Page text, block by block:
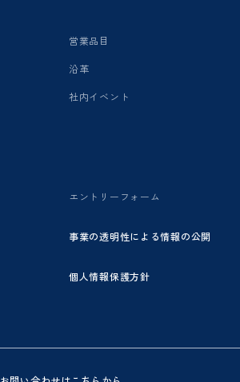
営業品目
沿革
社内イベント
エントリーフォーム
事業の透明性による情報の公開
個人情報保護方針